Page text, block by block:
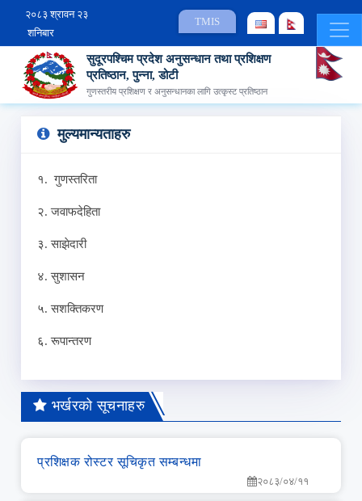
२०८३ श्रावन २३
शनिबार
TMIS
सुदूरपश्चिम प्रदेश अनुसन्धान तथा प्रशिक्षण
प्रतिष्ठान, पुन्ना, डोटी
गुणस्तरीय प्रशिक्षण र अनुसन्धानका लागि उत्कृस्ट प्रतिष्ठान
मुल्यमान्यताहरु
१. गुणस्तरिता
२. जवाफदेहिता
३. साझेदारी
४. सुशासन
५. सशक्तिकरण
६. रूपान्तरण
भर्खरको सूचनाहरु
प्रशिक्षक रोस्टर सूचिकृत सम्बन्धमा
२०८३/०४/११